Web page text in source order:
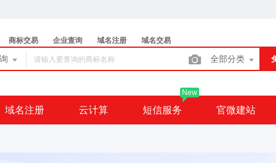
商标交易 企业查询 域名注册 域名交易
全部分类
域名注册 云计算 短信服务
New
官微建站